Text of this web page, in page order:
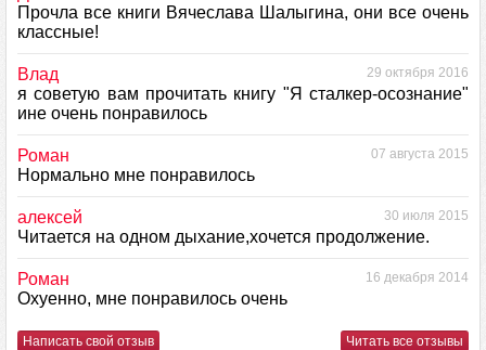
Прочла все книги Вячеслава Шалыгина, они все очень
классные!
Влад 29 октября 2016
я советую вам прочитать книгу "Я сталкер-осознание"
ине очень понравилось
Роман 07 августа 2015
Нормально мне понравилось
алексей 30 июля 2015
Читается на одном дыхание,хочется продолжение.
Роман 16 декабря 2014
Охуенно, мне понравилось очень
Написать свой отзыв Читать все отзывы